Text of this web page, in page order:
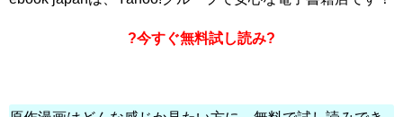
?今すぐ無料試し読み?